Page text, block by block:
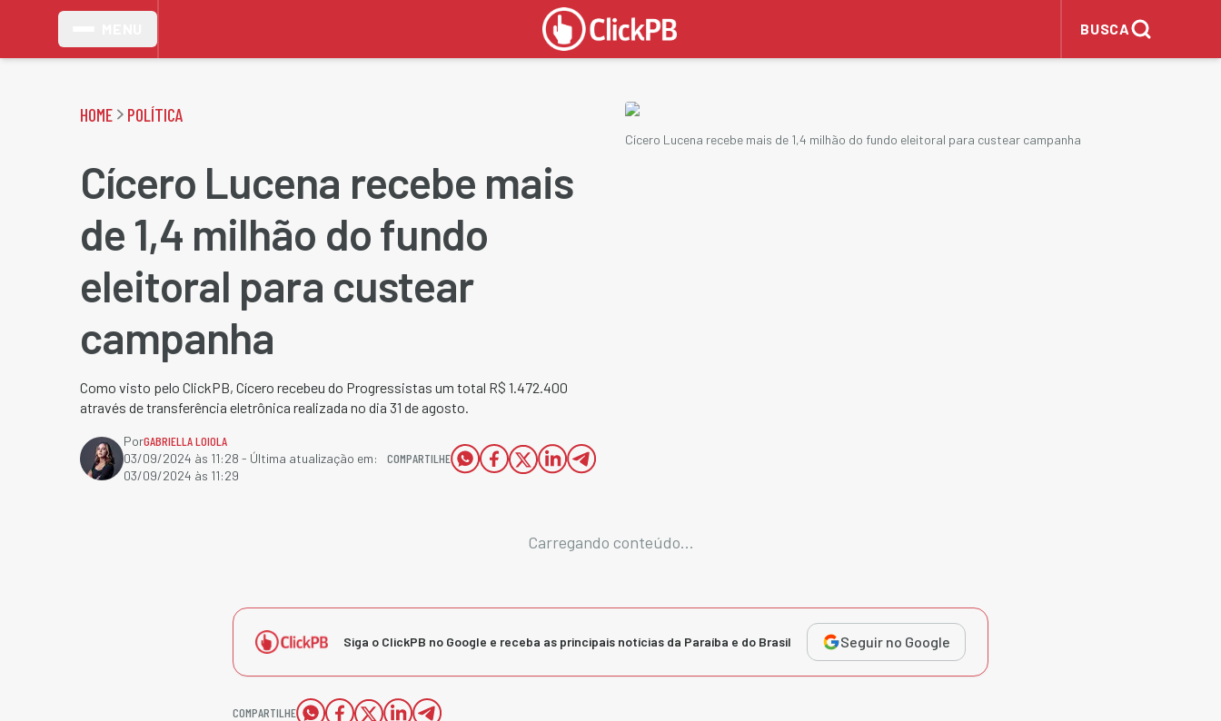
BUSCA
HOME POLÍTICA
Cícero Lucena recebe mais
de 1,4 milhão do fundo
eleitoral para custear
campanha
Como visto pelo ClickPB, Cícero recebeu do Progressistas um total R$ 1.472.400
através de transferência eletrônica realizada no dia 31 de agosto.
PorGABRIELLA LOIOLA
03/09/2024 às 11:28 - Última atualização em:
03/09/2024 às 11:29
COMPARTILHE
Cícero Lucena recebe mais de 1,4 milhão do fundo eleitoral para custear campanha
Carregando conteúdo...
Siga o ClickPB no Google e receba as principais notícias da Paraíba e do Brasil Seguir no Google
COMPARTILHE